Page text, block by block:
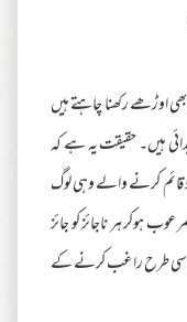
اوڑھے رکھنا چاہتے ہیں
ہیں۔ حقیقت یہ ہے کہ
قائم کرنے والے وہی لوگ
ہوکر ہر ناجائز کو جائز
اسی طرح راغب کرنے کے